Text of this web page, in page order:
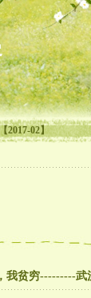
2017-02】
我贫穷---------武